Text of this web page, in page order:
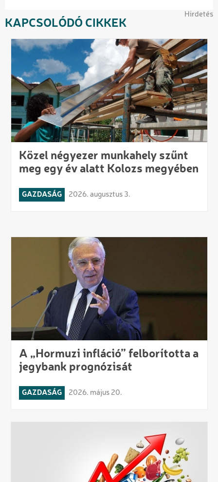
Hirdetés
KAPCSOLÓDÓ CIKKEK
Közel négyezer munkahely szűnt
meg egy év alatt Kolozs megyében
GAZDASÁG 2026. augusztus 3.
A „Hormuzi infláció” felborította a
jegybank prognózisát
GAZDASÁG 2026. május 20.